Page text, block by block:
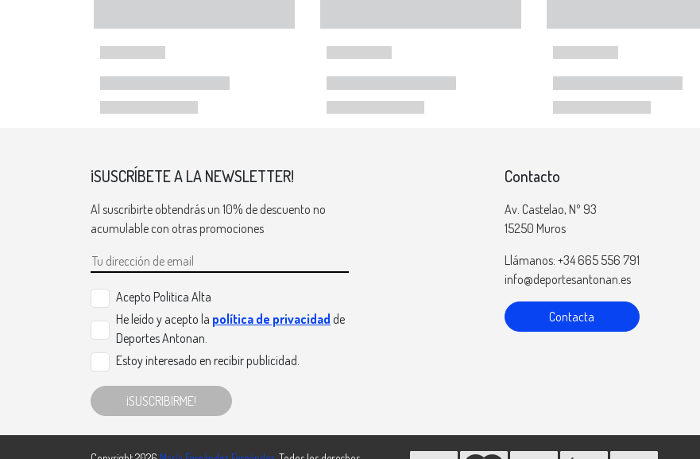
¡SUSCRÍBETE A LA NEWSLETTER!
Al suscribirte obtendrás un 10% de descuento no
acumulable con otras promociones
Acepto Politica Alta
He leído y acepto la política de privacidad de
Deportes Antonan.
Estoy interesado en recibir publicidad.
¡SUSCRIBIRME!
Contacto
Av. Castelao, Nº 93
15250 Muros
Llámanos: +34 665 556 791
info@deportesantonan.es
Contacta